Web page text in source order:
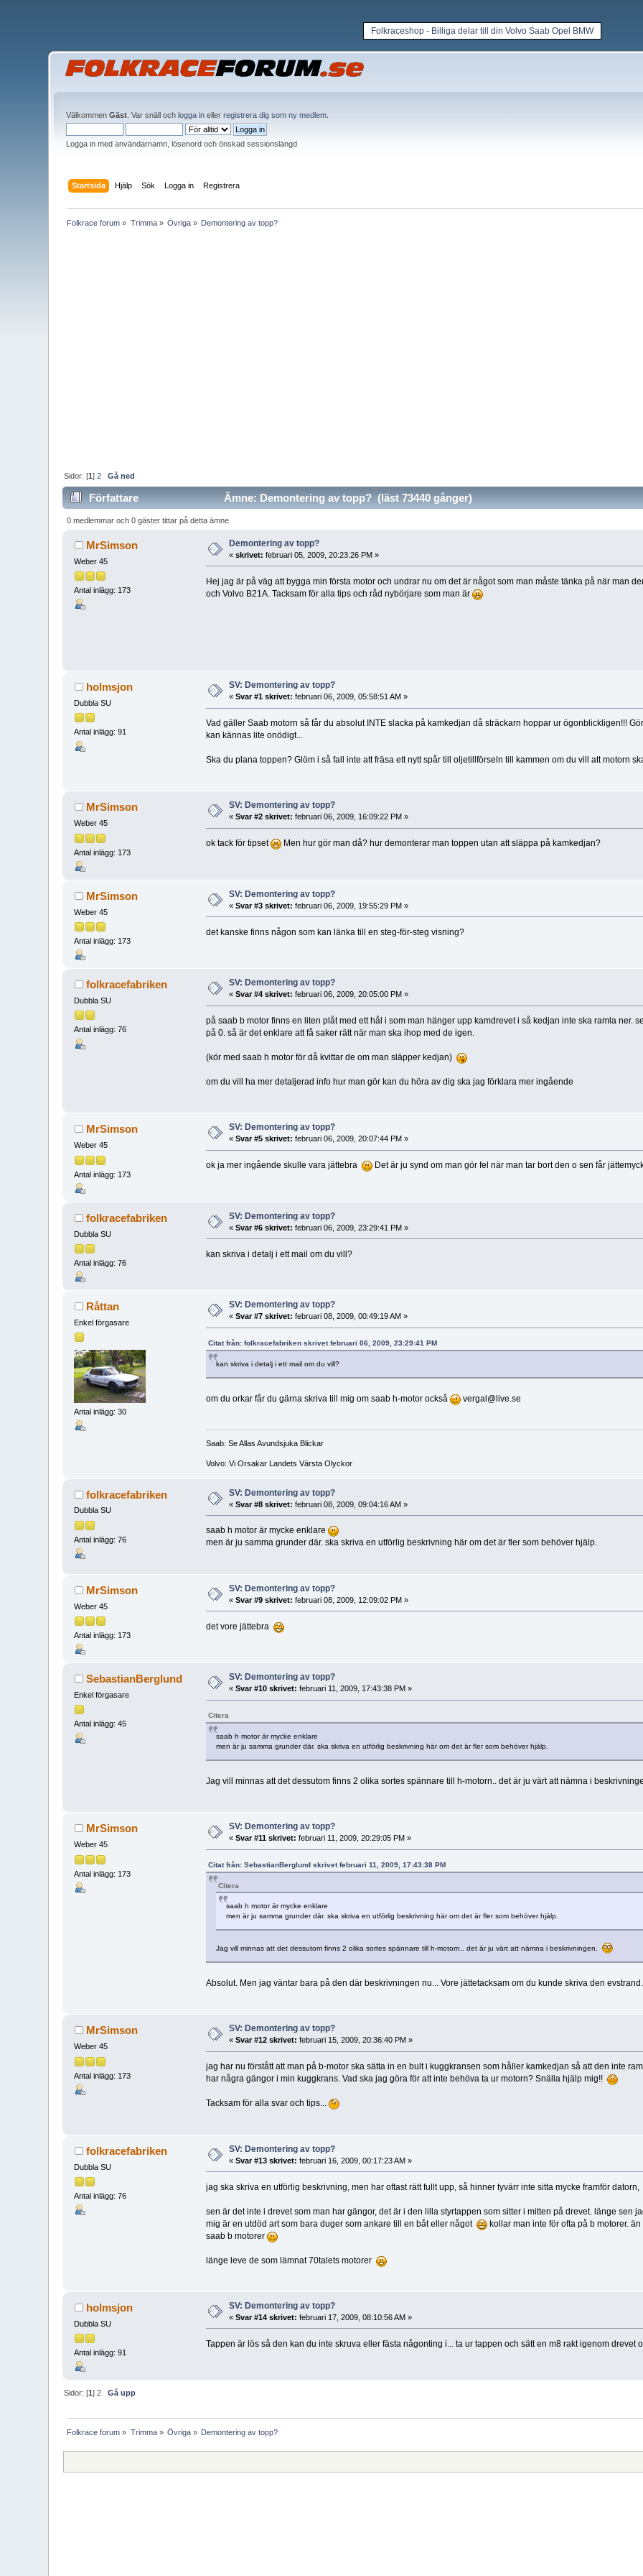
Folkraceshop - Billiga delar till din Volvo Saab Opel BMW
VälkommenGäst . Var snäll ochlogga in ellerregistrera dig som ny medlem
Logga in med användarnamn, lösenord och önskad sessionslängd
Startsida Hjälp Sök Logga in Registrera
Folkrace forum » Trimma» Övriga » Demontering av topp?
Sidor: [1]2 Gå ned
Författare Ämne: Demontering av topp? (läst 73440 gånger)
0 medlemmar och 0 gäster tittar på detta ämne.
MrSimson
Weber 45
Antal inlägg: 173
Demontering av topp?
«skrivet: februari 05, 2009, 20:23:26 PM »
Hej jag är på väg att bygga min första motor och undrar nu om det är något som man måste tänka på när man
och Volvo B21A. Tacksam för alla tips och råd nybörjare som man är
holmsjon
Dubbla SU
Antal inlägg: 91
SV: Demontering av topp?
«Svar #1 skrivet: februari 06, 2009, 05:58:51 AM »
Vad gäller Saab motorn så får du absolut INTE slacka på kamkedjan då sträckarn hoppar ur ögonblickligen!!!
kan kännas lite onödigt...
Ska du plana toppen? Glöm i så fall inte att fräsa ett nytt spår till oljetillförseln till kammen om du vill att motorn
MrSimson
Weber 45
Antal inlägg: 173
SV: Demontering av topp?
«Svar #2 skrivet: februari 06, 2009, 16:09:22 PM »
ok tack för tipset Men hur gör man då? hur demonterar man toppen utan att släppa på kamkedjan?
MrSimson
Weber 45
Antal inlägg: 173
SV: Demontering av topp?
«Svar #3 skrivet: februari 06, 2009, 19:55:29 PM »
det kanske finns någon som kan länka till en steg-för-steg visning?
folkracefabriken
Dubbla SU
Antal inlägg: 76
SV: Demontering av topp?
«Svar #4 skrivet: februari 06, 2009, 20:05:00 PM »
på saab b motor finns en liten plåt med ett hål i som man hänger upp kamdrevet i så kedjan inte ska ramla ner.
på 0. så är det enklare att få saker rätt när man ska ihop med de igen.
(kör med saab h motor för då kvittar de om man släpper kedjan)
om du vill ha mer detaljerad info hur man gör kan du höra av dig ska jag förklara mer ingående
MrSimson
Weber 45
Antal inlägg: 173
SV: Demontering av topp?
«Svar #5 skrivet: februari 06, 2009, 20:07:44 PM »
ok ja mer ingående skulle vara jättebra Det är ju synd om man gör fel när man tar bort den o sen får
folkracefabriken
Dubbla SU
Antal inlägg: 76
SV: Demontering av topp?
«Svar #6 skrivet: februari 06, 2009, 23:29:41 PM »
kan skriva i detalj i ett mail om du vill?
Råttan
Enkel förgasare
Antal inlägg: 30
SV: Demontering av topp?
«Svar #7 skrivet: februari 08, 2009, 00:49:19 AM »
Citat från: folkracefabriken skrivet februari 06, 2009, 23:29:41 PM
kan skriva i detalj i ett mail om du vill?
om du orkar får du gärna skriva till mig om saab h-motor också vergal@live.se
Saab: Se Allas Avundsjuka Blickar
Volvo: Vi Orsakar Landets Värsta Olyckor
folkracefabriken
Dubbla SU
Antal inlägg: 76
SV: Demontering av topp?
«Svar #8 skrivet: februari 08, 2009, 09:04:16 AM »
saab h motor är mycke enklare
men är ju samma grunder där. ska skriva en utförlig beskrivning här om det är fler som behöver hjälp.
MrSimson
Weber 45
Antal inlägg: 173
SV: Demontering av topp?
«Svar #9 skrivet: februari 08, 2009, 12:09:02 PM »
det vore jättebra
SebastianBerglund
Enkel förgasare
Antal inlägg: 45
SV: Demontering av topp?
«Svar #10 skrivet: februari 11, 2009, 17:43:38 PM »
Citera
saab h motor är mycke enklare
men är ju samma grunder där. ska skriva en utförlig beskrivning här om det är fler som behöver hjälp.
Jag vill minnas att det dessutom finns 2 olika sortes spännare till h-motorn.. det är ju värt att nämna i
MrSimson
Weber 45
Antal inlägg: 173
SV: Demontering av topp?
«Svar #11 skrivet: februari 11, 2009, 20:29:05 PM »
Citat från: SebastianBerglund skrivet februari 11, 2009, 17:43:38 PM
Citera
saab h motor är mycke enklare
men är ju samma grunder där. ska skriva en utförlig beskrivning här om det är fler som behöver hjälp.
Jag vill minnas att det dessutom finns 2 olika sortes spännare till h-motorn.. det är ju värt att nämna i beskrivningen.
Absolut. Men jag väntar bara på den där beskrivningen nu... Vore jättetacksam om du kunde skriva den evstrand.
MrSimson
Weber 45
Antal inlägg: 173
SV: Demontering av topp?
«Svar #12 skrivet: februari 15, 2009, 20:36:40 PM »
jag har nu förstått att man på b-motor ska sätta in en bult i kuggkransen som håller kamkedjan så att den inte
har några gängor i min kuggkrans. Vad ska jag göra för att inte behöva ta ur motorn? Snälla hjälp mig!!
Tacksam för alla svar och tips...
folkracefabriken
Dubbla SU
Antal inlägg: 76
SV: Demontering av topp?
«Svar #13 skrivet: februari 16, 2009, 00:17:23 AM »
jag ska skriva en utförlig beskrivning, men har oftast rätt fullt upp, så hinner tyvärr inte sitta mycke framför datorn,
sen är det inte i drevet som man har gängor, det är i den lilla styrtappen som sitter i mitten på drevet. länge sen
mig är en utdöd art som bara duger som ankare till en båt eller något
kollar man inte för ofta på b motorer.
saab b motorer
länge leve de som lämnat 70talets motorer
holmsjon
Dubbla SU
Antal inlägg: 91
SV: Demontering av topp?
«Svar #14 skrivet: februari 17, 2009, 08:10:56 AM »
Tappen är lös så den kan du inte skruva eller fästa någonting i... ta ur tappen och sätt en m8 rakt igenom drevet
Sidor: [1]2
Gå upp
Folkrace forum » Trimma» Övriga » Demontering av topp?